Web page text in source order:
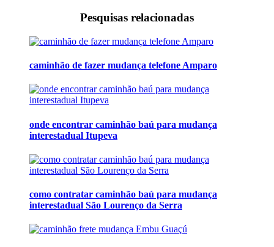
Pesquisas relacionadas
caminhão de fazer mudança telefone Amparo
onde encontrar caminhão baú para mudança
interestadual Itupeva
como contratar caminhão baú para mudança
interestadual São Lourenço da Serra